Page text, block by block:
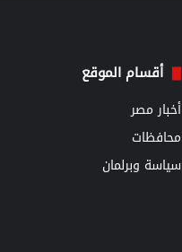
أقسام الموقع
أخبار مصر
محافظات
سياسة وبرلمان